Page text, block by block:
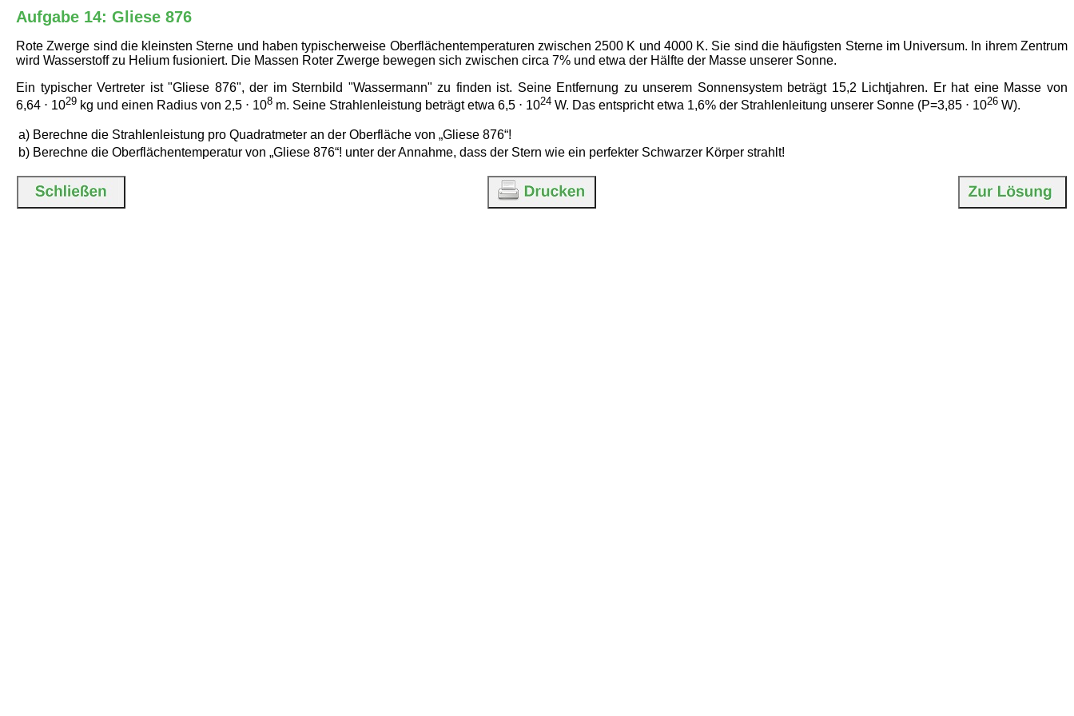
Aufgabe 14: Gliese 876
Rote Zwerge sind die kleinsten Sterne und haben typischerweise Oberflächentemperaturen zwischen 2500 K und 4000 K. Sie sind die häufigsten Sterne im Universum. In ihrem Zentrum
wird Wasserstoff zu Helium fusioniert. Die Massen Roter Zwerge bewegen sich zwischen circa 7% und etwa der Hälfte der Masse unserer Sonne.
Ein typischer Vertreter ist "Gliese 876", der im Sternbild "Wassermann" zu finden ist. Seine Entfernung zu unserem Sonnensystem beträgt 15,2 Lichtjahren. Er hat eine Masse von
6,64 ⋅ 1029 kg und einen Radius von 2,5 ⋅ 108 m. Seine Strahlenleistung beträgt etwa 6,5 ⋅ 1024 W. Das entspricht etwa 1,6% der Strahlenleitung unserer Sonne (P=3,85 ⋅ 1026 W).
a) Berechne die Strahlenleistung pro Quadratmeter an der Oberfläche von „Gliese 876“!
b) Berechne die Oberflächentemperatur von „Gliese 876“! unter der Annahme, dass der Stern wie ein perfekter Schwarzer Körper strahlt!